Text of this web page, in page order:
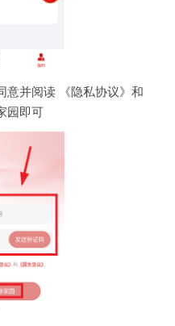
意并阅读 《隐私协议》和
园即可